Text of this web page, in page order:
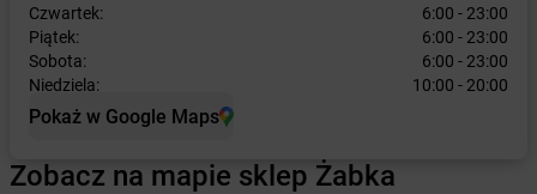
Czwartek:
6:00 - 23:00
Piątek:
6:00 - 23:00
Sobota:
6:00 - 23:00
Niedziela:
10:00 - 20:00
Pokaż w Google Maps
Zobacz na mapie sklep Żabka